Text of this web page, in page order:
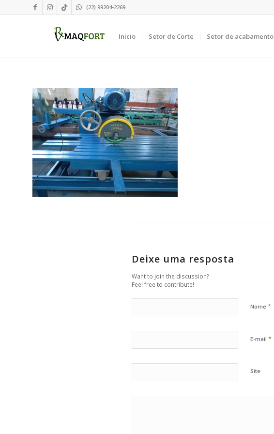
(22) 99204-2269
Inicio Setor de Corte Setor de acabamento
Deixe uma resposta
Want to join the discussion?
Feel free to contribute!
Nome *
E-mail *
Site